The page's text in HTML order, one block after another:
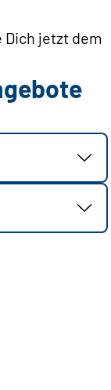
jetzt dem